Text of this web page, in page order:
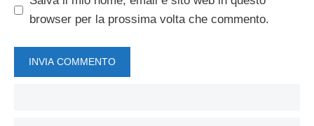
browser per la prossima volta che commento.